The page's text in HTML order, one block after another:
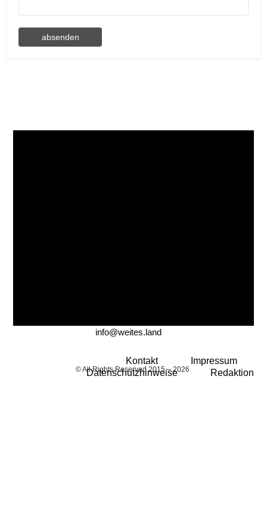
Kontakt
Impressum
Datenschutzhinweise
Redaktion
info@weites.land
© All Rights Reserved 2015 – 2026